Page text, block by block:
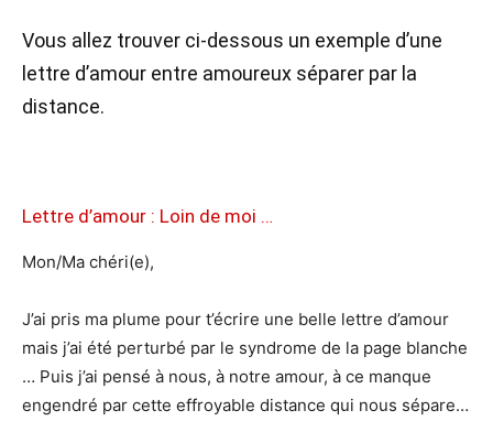
Vous allez trouver ci-dessous un exemple d’une
lettre d’amour entre amoureux séparer par la
distance.
Lettre d’amour : Loin de moi …
Mon/Ma chéri(e),
J’ai pris ma plume pour t’écrire une belle lettre d’amour
mais j’ai été perturbé par le syndrome de la page blanche
… Puis j’ai pensé à nous, à notre amour, à ce manque
engendré par cette effroyable distance qui nous sépare…